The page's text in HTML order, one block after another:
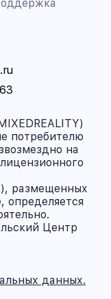
потребителю
на
размещенных
определяется
Центр
данных.